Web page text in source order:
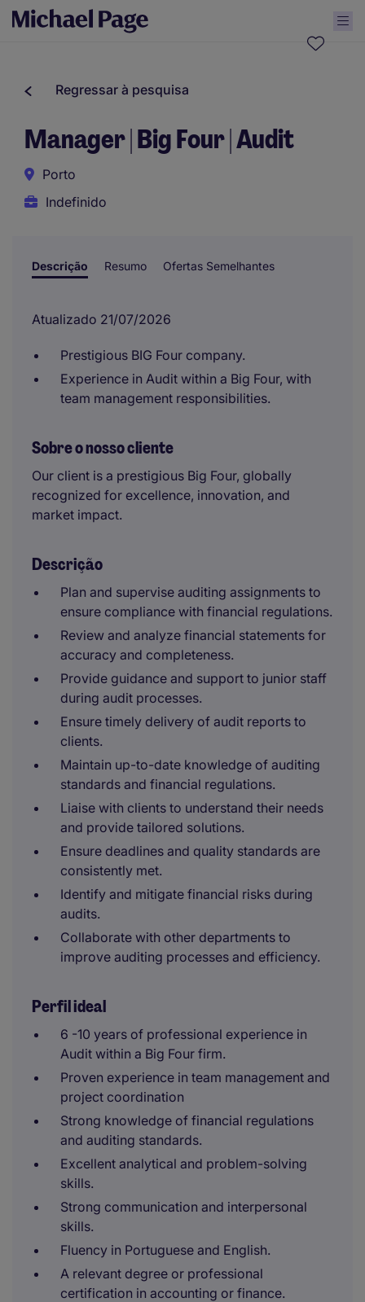
Regressar à pesquisa
Manager | Big Four | Audit
Porto
Indefinido
Descrição Resumo Ofertas Semelhantes
Atualizado 21/07/2026
Prestigious BIG Four company.
Experience in Audit within a Big Four, with
team management responsibilities.
Sobre o nosso cliente
Our client is a prestigious Big Four, globally
recognized for excellence, innovation, and
market impact.
Descrição
Plan and supervise auditing assignments to
ensure compliance with financial regulations.
Review and analyze financial statements for
accuracy and completeness.
Provide guidance and support to junior staff
during audit processes.
Ensure timely delivery of audit reports to
clients.
Maintain up-to-date knowledge of auditing
standards and financial regulations.
Liaise with clients to understand their needs
and provide tailored solutions.
Ensure deadlines and quality standards are
consistently met.
Identify and mitigate financial risks during
audits.
Collaborate with other departments to
improve auditing processes and efficiency.
Perfil ideal
6 -10 years of professional experience in
Audit within a Big Four firm.
Proven experience in team management and
project coordination
Strong knowledge of financial regulations
and auditing standards.
Excellent analytical and problem-solving
skills.
Strong communication and interpersonal
skills.
Fluency in Portuguese and English.
A relevant degree or professional
certification in accounting or finance.